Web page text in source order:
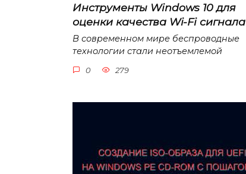
Инструменты Windows 10 для
оценки качества Wi-Fi сигнала
В современном мире беспроводные
технологии стали неотъемлемой
0 279